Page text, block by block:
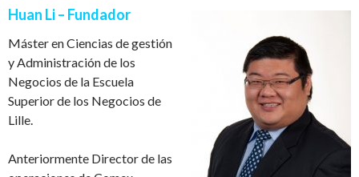
Huan Li – Fundador
Máster en Ciencias de gestión
y Administración de los
Negocios de la Escuela
Superior de los Negocios de
Lille.
Anteriormente Director de las